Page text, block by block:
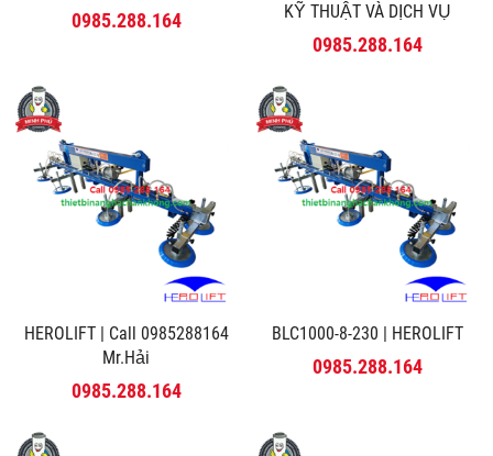
0985.288.164
KỸ THUẬT VÀ DỊCH VỤ
MINH PHÚ
0985.288.164
HEROLIFT | Call 0985288164
Mr.Hải
0985.288.164
BLC1000-8-230 | HEROLIFT
0985.288.164